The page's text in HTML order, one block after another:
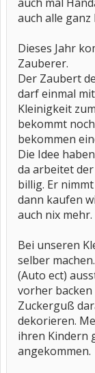
auch alle ganz
Dieses Jahr
Zauberer.
Der Zaubert
darf einmal
Kleinigkeit
bekommt
bekommen
Die Idee
da arbeitet
billig. Er
dann kaufen
auch nix mehr.
Bei unseren
selber
(Auto ect)
vorher
Zuckerguß
dekorieren.
ihren Kindern
angekommen.